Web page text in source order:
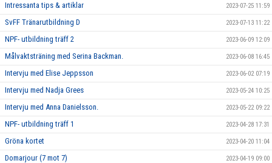
Intressanta tips & artiklar 2023-07-25 11:59
SvFF Tränarutbildning D 2023-07-13 11:22
NPF- utbildning träff 2 2023-06-09 12:09
Målvaktsträning med Serina Backman. 2023-06-08 16:45
Intervju med Elise Jeppsson 2023-06-02 07:19
Intervju med Nadja Grees 2023-05-24 10:25
Intervju med Anna Danielsson. 2023-05-22 09:22
NPF- utbildning träff 1 2023-04-28 17:31
Gröna kortet 2023-04-20 11:04
Domarjour (7 mot 7) 2023-04-19 09:00